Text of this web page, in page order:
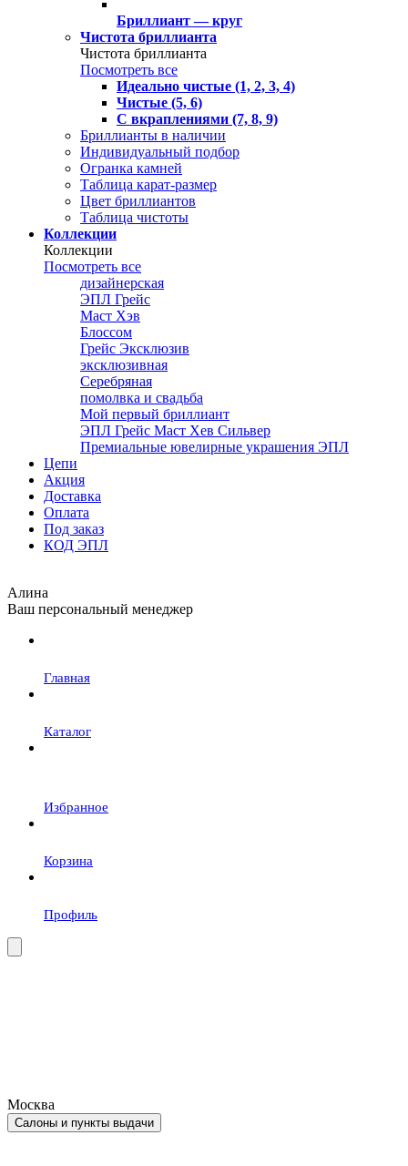
Бриллиант — круг
Чистота бриллианта
Чистота бриллианта
Посмотреть все
Идеально чистые (1, 2, 3, 4)
Чистые (5, 6)
С вкраплениями (7, 8, 9)
Бриллианты в наличии
Индивидуальный подбор
Огранка камней
Таблица карат-размер
Цвет бриллиантов
Таблица чистоты
Коллекции
Коллекции
Посмотреть все
дизайнерская
ЭПЛ Грейс
Маст Хэв
Блоссом
Грейс Эксклюзив
эксклюзивная
Серебряная
помолвка и свадьба
Мой первый бриллиант
ЭПЛ Грейс Маст Хев Сильвер
Премиальные ювелирные украшения ЭПЛ
Цепи
Акция
Доставка
Оплата
Под заказ
КОД ЭПЛ
Алина
Ваш персональный менеджер
Главная
Каталог
Избранное
Корзина
Профиль
Москва
Салоны и пункты выдачи